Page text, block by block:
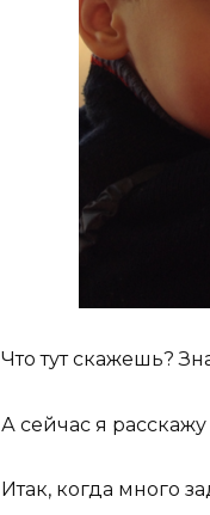
Что тут скажешь?
А сейчас я
Итак, когда много